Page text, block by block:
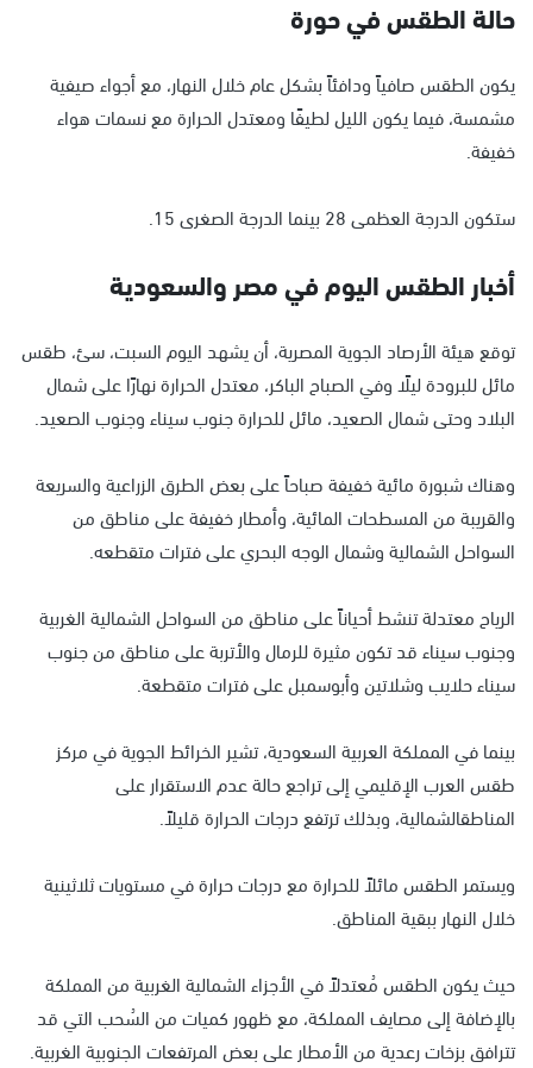
حالة الطقس في حورة
يكون الطقس صافياً ودافئاً بشكل عام خلال النهار، مع أجواء صيفية
مشمسة، فيما يكون الليل لطيفًا ومعتدل الحرارة مع نسمات هواء
خفيفة.
ستكون الدرجة العظمى 28 بينما الدرجة الصغرى 15.
أخبار الطقس اليوم في مصر والسعودية
توقع هيئة الأرصاد الجوية المصرية، أن يشهد اليوم السبت، سئ، طقس
مائل للبرودة ليلًا وفي الصباح الباكر، معتدل الحرارة نهارًا على شمال
البلاد وحتى شمال الصعيد، مائل للحرارة جنوب سيناء وجنوب الصعيد.
وهناك شبورة مائية خفيفة صباحاً على بعض الطرق الزراعية والسريعة
والقريبة من المسطحات المائية، وأمطار خفيفة على مناطق من
السواحل الشمالية وشمال الوجه البحري على فترات متقطعه.
الرياح معتدلة تنشط أحياناً على مناطق من السواحل الشمالية الغربية
وجنوب سيناء قد تكون مثيرة للرمال والأتربة على مناطق من جنوب
سيناء حلايب وشلاتين وأبوسمبل على فترات متقطعة.
بينما في المملكة العربية السعودية، تشير الخرائط الجوية في مركز
طقس العرب الإقليمي إلى تراجع حالة عدم الاستقرار على
المناطقالشمالية، وبذلك ترتفع درجات الحرارة قليلاً.
ويستمر الطقس مائلاً للحرارة مع درجات حرارة في مستويات ثلاثينية
خلال النهار ببقية المناطق.
حيث يكون الطقس مُعتدلاً في الأجزاء الشمالية الغربية من المملكة
بالإضافة إلى مصايف المملكة، مع ظهور كميات من السُحب التي قد
تترافق بزخات رعدية من الأمطار على بعض المرتفعات الجنوبية الغربية.